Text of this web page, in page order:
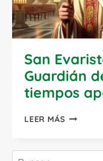
San
Guardián
tiempos
LEER MÁS SAN
Buscar: